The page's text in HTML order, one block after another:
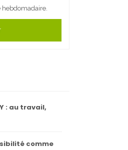
hebdomadaire.
: au travail,
comme